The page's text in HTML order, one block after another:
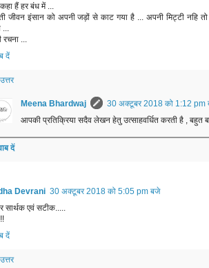
हैं हर बंध में ...
जीवन इंसान को अपनी जड़ों से काट गया है ... अपनी मिट्टी नहि
...
रचना ...
दें
उत्तर
Meena Bhardwaj
30 अक्टूबर 2018 को 1:12 pm
आपकी प्रतिक्रिया सदैव लेखन हेतु उत्साहवर्धित करती है , बहुत
दें
Devrani 30 अक्टूबर 2018 को 5:05 pm बजे
सार्थक एवं सटीक.....
दें
उत्तर